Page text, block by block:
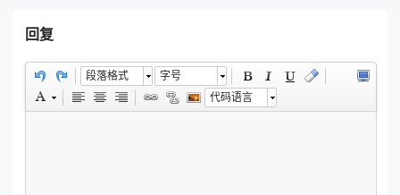
回复
段落格式
字号
代码语言